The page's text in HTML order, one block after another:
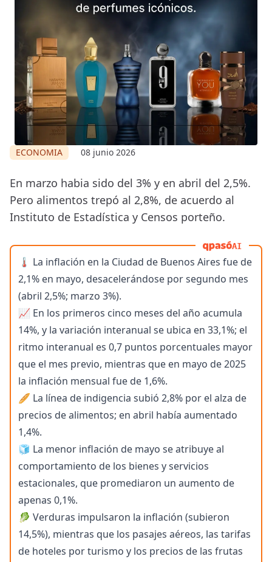
ECONOMIA 08 junio 2026
En marzo habia sido del 3% y en abril del 2,5%.
Pero alimentos trepó al 2,8%, de acuerdo al
Instituto de Estadística y Censos porteño.
AI
🌡️ La inflación en la Ciudad de Buenos Aires fue de
2,1% en mayo, desacelerándose por segundo mes
(abril 2,5%; marzo 3%).
📈 En los primeros cinco meses del año acumula
14%, y la variación interanual se ubica en 33,1%; el
ritmo interanual es 0,7 puntos porcentuales mayor
que el mes previo, mientras que en mayo de 2025
la inflación mensual fue de 1,6%.
🥖 La línea de indigencia subió 2,8% por el alza de
precios de alimentos; en abril había aumentado
1,4%.
🧊 La menor inflación de mayo se atribuye al
comportamiento de los bienes y servicios
estacionales, que promediaron un aumento de
apenas 0,1%.
🥬 Verduras impulsaron la inflación (subieron
14,5%), mientras que los pasajes aéreos, las tarifas
de hoteles por turismo y los precios de las frutas